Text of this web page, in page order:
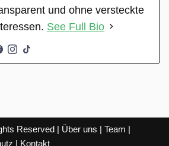
und ohne versteckte
See Full Bio
Reserved | Über uns | Team |
| Kontakt